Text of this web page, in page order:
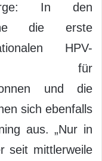
In den
die erste
HPV-
für
und die
sich ebenfalls
aus. „Nur in
seit mittlerweile